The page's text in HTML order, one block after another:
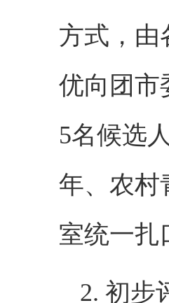
方式，由
优向团市
5名候选
年、农村
室统一扎
2. 初步